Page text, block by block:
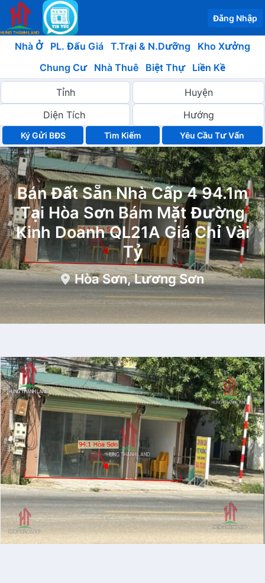
Đăng Nhập
Nhà Ở PL. Đấu Giá T.Trại & N.Dưỡng
Kho Xưởng
Chung Cư
Nhà Thuê Biệt Thự Liền Kề
Ký Gửi BĐS Yêu Cầu Tư Vấn
Bán Đất Sẵn Nhà Cấp 4 94.1m
Tại Hòa Sơn Bám Mặt Đường
Kinh Doanh QL21A Giá Chỉ Vài
Tỷ
Hòa Sơn, Lương Sơn